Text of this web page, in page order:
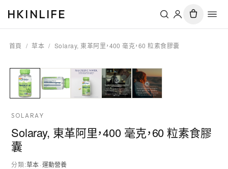
HKINLIFE
首頁 / 草本 / Solaray, 東革阿里，400 毫克，60 粒素食膠囊
SOLARAY
Solaray, 東革阿里，400 毫克，60 粒素食膠
囊
分類:草本·運動營養